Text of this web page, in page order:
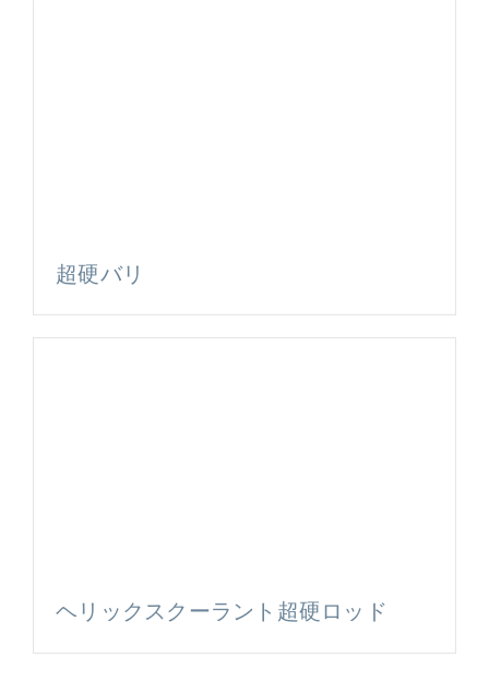
超硬バリ
ヘリックスクーラント超硬ロッド